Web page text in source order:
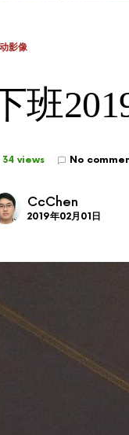
影像
班
34 views No
CcChen
2019年02月01日